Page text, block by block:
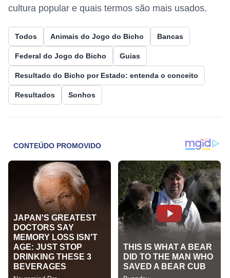
cultura popular e quais termos são mais usados.
Todos Animais do Jogo do Bicho Bancas
Federal do Jogo do Bicho Guias
Resultado do Bicho por Estado: entenda o conceito
Resultados Sonhos